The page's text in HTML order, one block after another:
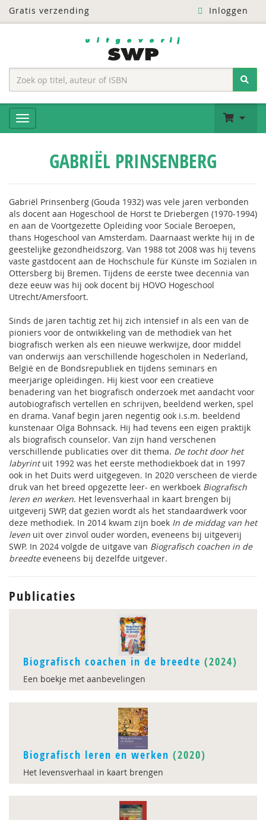
Gratis verzending Inloggen
GABRIËL PRINSENBERG
Gabriël Prinsenberg (Gouda 1932) was vele jaren verbonden
als docent aan Hogeschool de Horst te Driebergen (1970-1994)
en aan de Voortgezette Opleiding voor Sociale Beroepen,
thans Hogeschool van Amsterdam. Daarnaast werkte hij in de
geestelijke gezondheidszorg. Van 1988 tot 2008 was hij tevens
vaste gastdocent aan de Hochschule für Künste im Sozialen in
Ottersberg bij Bremen. Tijdens de eerste twee decennia van
deze eeuw was hij ook docent bij HOVO Hogeschool
Utrecht/Amersfoort.
Sinds de jaren tachtig zet hij zich intensief in als een van de
pioniers voor de ontwikkeling van de methodiek van het
biografisch werken als een nieuwe werkwijze, door middel
van onderwijs aan verschillende hogescholen in Nederland,
België en de Bondsrepubliek en tijdens seminars en
meerjarige opleidingen. Hij kiest voor een creatieve
benadering van het biografisch onderzoek met aandacht voor
autobiografisch vertellen en schrijven, beeldend werken, spel
en drama. Vanaf begin jaren negentig ook i.s.m. beeldend
kunstenaar Olga Bohnsack. Hij had tevens een eigen praktijk
als biografisch counselor. Van zijn hand verschenen
verschillende publicaties over dit thema. De tocht door het
labyrintuit 1992 was het eerste methodiekboek dat in 1997
ook in het Duits werd uitgegeven. In 2020 verscheen de vierde
druk van het breed opgezette leer- en werkboek Biografisch
leren en werken. Het levensverhaal in kaart brengen bij
uitgeverij SWP, dat gezien wordt als het standaardwerk voor
deze methodiek. In 2014 kwam zijn boek In de middag van het
leven uit over zinvol ouder worden, eveneens bij uitgeverij
SWP. In 2024 volgde de uitgave van Biografisch coachen in de
breedteeveneens bij dezelfde uitgever.
Publicaties
Biografisch coachen in de breedte (2024)
Een boekje met aanbevelingen
Biografisch leren en werken (2020)
Het levensverhaal in kaart brengen